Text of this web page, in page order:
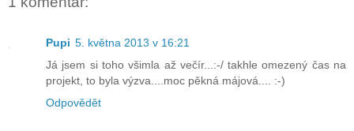
Pupi 5. května 2013 v 16:21
Já jsem si toho všimla až večír...:-/ takhle omezený čas na
projekt, to byla výzva....moc pěkná májová.... :-)
Odpovědět